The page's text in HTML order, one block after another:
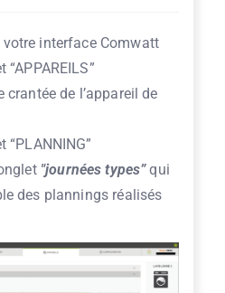
votre interface Comwatt
“APPAREILS”
crantée de l’appareil de
“PLANNING”
"journées types”qui
des plannings réalisés